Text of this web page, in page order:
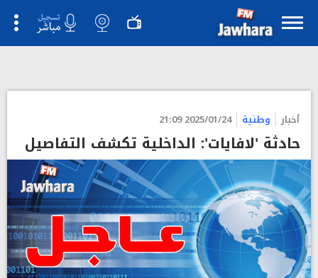
أخبار وطنية 2025/01/24 21:09
حادثة 'لافايات': الداخلية تكشف التفاصيل